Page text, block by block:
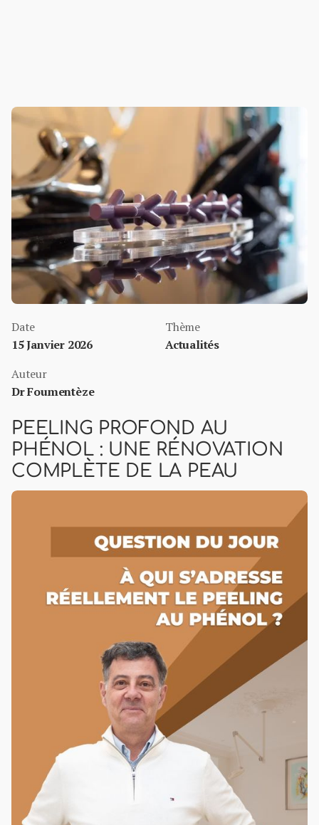
Date
15 Janvier 2026
Thème
Actualités
Auteur
Dr Foumentèze
PEELING PROFOND AU
PHÉNOL : UNE RÉNOVATION
COMPLÈTE DE LA PEAU